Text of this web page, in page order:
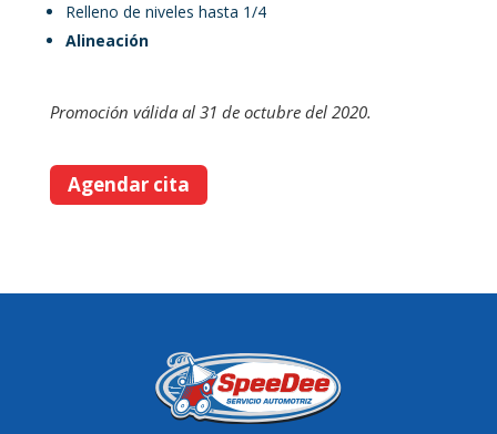
Relleno de niveles hasta 1/4
Alineación
Promoción válida al 31 de octubre del 2020.
Agendar cita